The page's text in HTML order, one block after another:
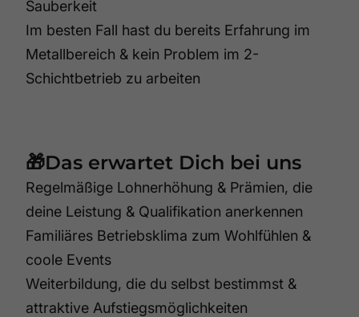
Sauberkeit
Im besten Fall hast du bereits Erfahrung im
Metallbereich & kein Problem im 2-
Schichtbetrieb zu arbeiten
🎁Das erwartet Dich bei uns
Regelmäßige Lohnerhöhung & Prämien, die
deine Leistung & Qualifikation anerkennen
Familiäres Betriebsklima zum Wohlfühlen &
coole Events
Weiterbildung, die du selbst bestimmst &
attraktive Aufstiegsmöglichkeiten